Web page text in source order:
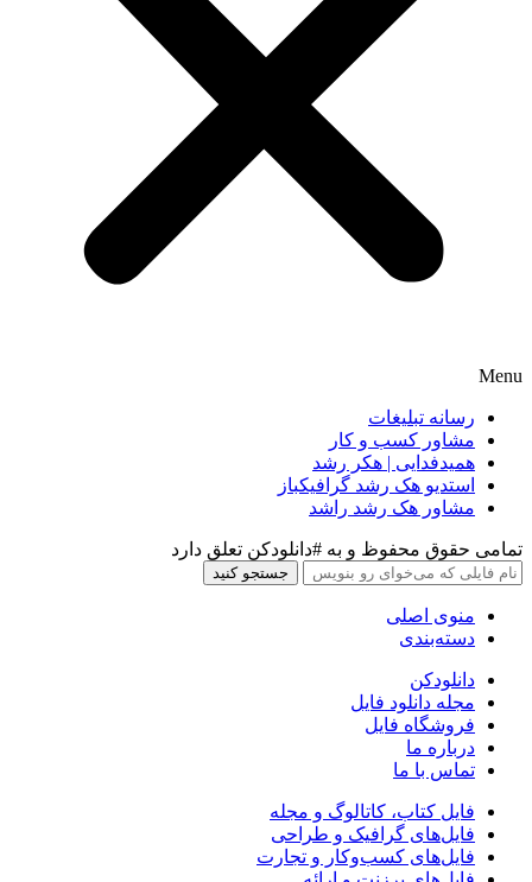
Menu
رسانه تبلیغات
مشاور کسب و کار
همیدفدایی | هکر رشد
استدیو هک رشد گرافیکباز
مشاور هک رشد راشد
تمامی حقوق محفوظ و به #دانلودکن تعلق دارد
جستجو کنید
منوی اصلی
دسته‌بندی
دانلودکن
مجله دانلود فایل
فروشگاه فایل
درباره ما
تماس با ما
فایل کتاب، کاتالوگ و مجله
فایل‌های گرافیک و طراحی
فایل‌های کسب‌وکار و تجارت